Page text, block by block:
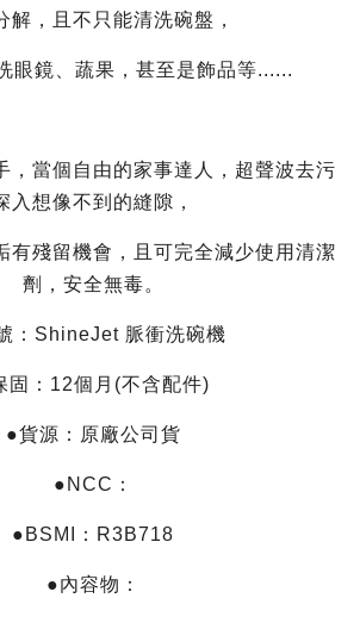
解，且不只能清洗碗盤，
眼鏡、蔬果，甚至是飾品等......
，當個自由的家事達人，超聲波去污
入想像不到的縫隙，
有殘留機會，且可完全減少使用清潔
劑，安全無毒。
：ShineJet 脈衝洗碗機
固：12個月(不含配件)
●貨源：原廠公司貨
●NCC：
●BSMI：R3B718
●內容物：